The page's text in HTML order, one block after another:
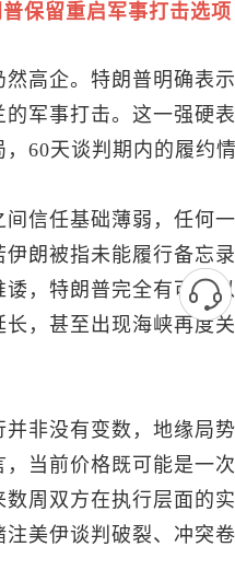
保留重启军事打击选项
高企。特朗普明确表
军事打击。这一强硬
60天谈判期内的履约
信任基础薄弱，任何
朗被指未能履行备忘
，特朗普完全有可能
，甚至出现海峡再度
并非没有变数，地缘局
当前价格既可能是一
周双方在执行层面的
美伊谈判破裂、冲突